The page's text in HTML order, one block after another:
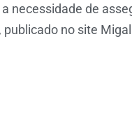
necessidade de
publicado no site